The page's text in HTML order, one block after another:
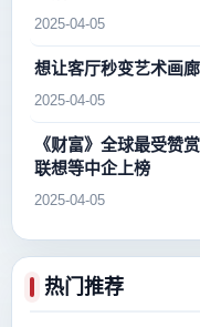
2025-04-05
想让客厅秒变艺术画
2025-04-05
《财富》全球最受赞
联想等中企上榜
2025-04-05
热门推荐